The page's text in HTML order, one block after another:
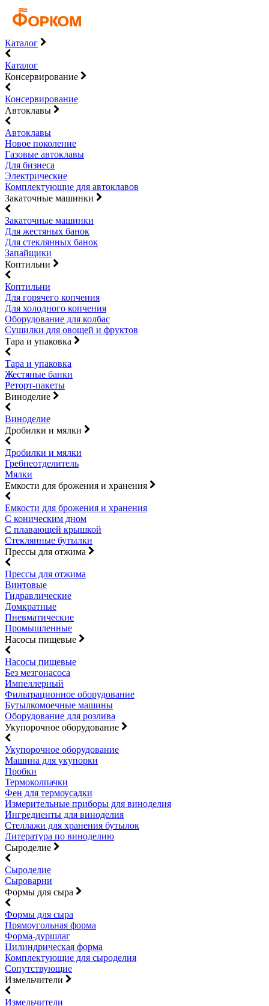
Каталог
Каталог
Консервирование
Консервирование
Автоклавы
Автоклавы
Новое поколение
Газовые автоклавы
Для бизнеса
Электрические
Комплектующие для автоклавов
Закаточные машинки
Закаточные машинки
Для жестяных банок
Для стеклянных банок
Запайщики
Коптильни
Коптильни
Для горячего копчения
Для холодного копчения
Оборудование для колбас
Сушилки для овощей и фруктов
Тара и упаковка
Тара и упаковка
Жестяные банки
Реторт-пакеты
Виноделие
Виноделие
Дробилки и мялки
Дробилки и мялки
Гребнеотделитель
Мялки
Емкости для брожения и хранения
Емкости для брожения и хранения
С коническим дном
С плавающей крышкой
Стеклянные бутылки
Прессы для отжима
Прессы для отжима
Винтовые
Гидравлические
Домкратные
Пневматические
Промышленные
Насосы пищевые
Насосы пищевые
Без мезгонасоса
Импеллерный
Фильтрационное оборудование
Бутылкомоечные машины
Оборудование для розлива
Укупорочное оборудование
Укупорочное оборудование
Машина для укупорки
Пробки
Термоколпачки
Фен для термоусадки
Измерительные приборы для виноделия
Ингредиенты для виноделия
Стеллажи для хранения бутылок
Литература по виноделию
Сыроделие
Сыроделие
Сыроварни
Формы для сыра
Формы для сыра
Прямоугольная форма
Форма-дуршлаг
Цилиндрическая форма
Комплектующие для сыроделия
Сопутствующие
Измельчители
Измельчители